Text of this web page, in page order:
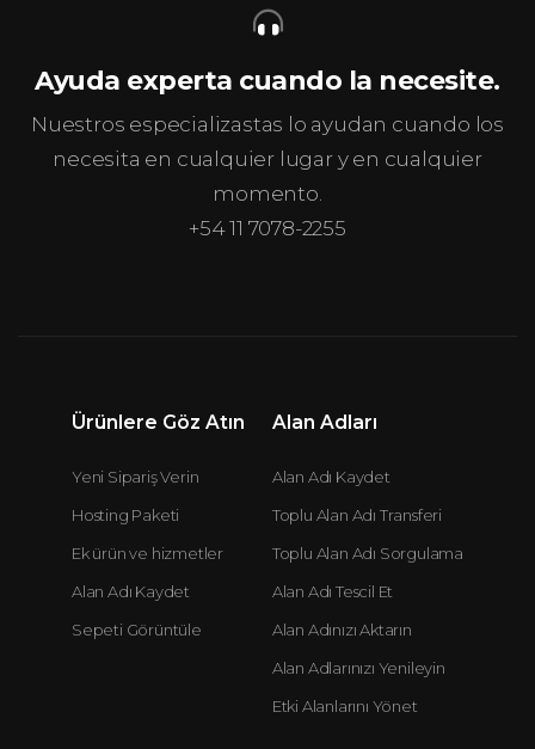
Ayuda experta cuando la necesite.
Nuestros especializastas lo ayudan cuando los
necesita en cualquier lugar y en cualquier
momento.
+54 11 7078-2255
Ürünlere Göz Atın
Yeni Sipariş Verin
Hosting Paketi
Ek ürün ve hizmetler
Alan Adı Kaydet
Sepeti Görüntüle
Alan Adları
Alan Adı Kaydet
Toplu Alan Adı Transferi
Toplu Alan Adı Sorgulama
Alan Adı Tescil Et
Alan Adınızı Aktarın
Alan Adlarınızı Yenileyin
Etki Alanlarını Yönet